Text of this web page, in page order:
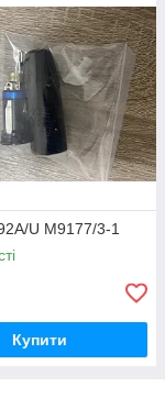
U M9177/3-1
Купити